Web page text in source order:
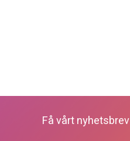
Få vårt nyhetsbrev